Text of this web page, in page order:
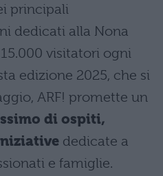
principali
dedicati alla Nona
visitatori ogni
edizione 2025, che si
ARF! promette un
di ospiti,
dedicate a
e famiglie.